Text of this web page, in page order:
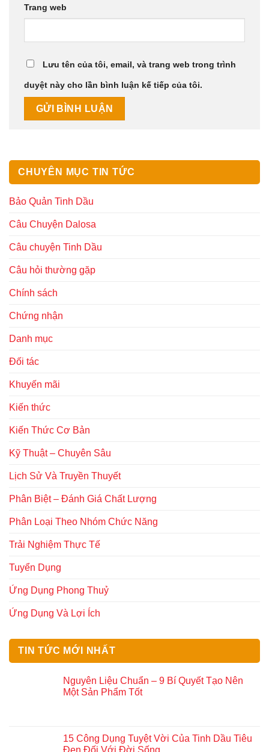
Trang web
Lưu tên của tôi, email, và trang web trong trình
duyệt này cho lần bình luận kế tiếp của tôi.
CHUYÊN MỤC TIN TỨC
Bảo Quản Tinh Dầu
Câu Chuyện Dalosa
Câu chuyện Tinh Dầu
Câu hỏi thường gặp
Chính sách
Chứng nhận
Danh mục
Đối tác
Khuyến mãi
Kiến thức
Kiến Thức Cơ Bản
Kỹ Thuật – Chuyên Sâu
Lịch Sử Và Truyền Thuyết
Phân Biệt – Đánh Giá Chất Lượng
Phân Loại Theo Nhóm Chức Năng
Trải Nghiệm Thực Tế
Tuyển Dụng
Ứng Dụng Phong Thuỷ
Ứng Dụng Và Lợi Ích
TIN TỨC MỚI NHẤT
Nguyên Liệu Chuẩn – 9 Bí Quyết Tạo Nên
Một Sản Phẩm Tốt
15 Công Dụng Tuyệt Vời Của Tinh Dầu Tiêu